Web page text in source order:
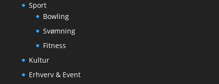
Sport
Bowling
Svømning
Fitness
Kultur
Erhverv & Event